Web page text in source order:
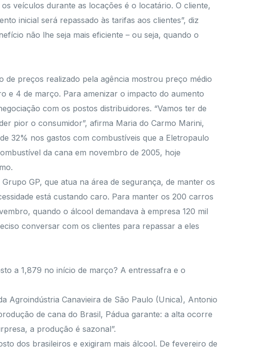
veículos durante as locações é o locatário. O cliente,
inicial será repassado às tarifas aos clientes”, diz
não lhe seja mais eficiente – ou seja, quando o
de preços realizado pela agência mostrou preço médio
e 4 de março. Para amenizar o impacto do aumento
com os postos distribuidores. “Vamos ter de
pior o consumidor”, afirma Maria do Carmo Marini,
32% nos gastos com combustíveis que a Eletropaulo
da cana em novembro de 2005, hoje
GP, que atua na área de segurança, de manter os
está custando caro. Para manter os 200 carros
quando o álcool demandava à empresa 120 mil
conversar com os clientes para repassar a eles
a 1,879 no início de março? A entressafra e o
Agroindústria Canavieira de São Paulo (Unica), Antonio
de cana do Brasil, Pádua garante: a alta ocorre
a produção é sazonal”.
dos brasileiros e exigiram mais álcool. De fevereiro de